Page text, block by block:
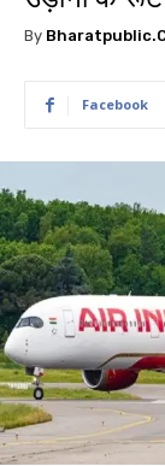
By
Facebook